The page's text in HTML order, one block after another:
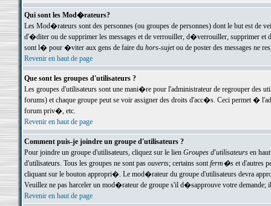
Qui sont les Mod�rateurs?
Les Mod�rateurs sont des personnes (ou groupes de personnes) dont le but est de
d'�diter ou de supprimer les messages et de verrouiller, d�verrouiller, supprimer
sont l� pour �viter aux gens de faire du hors-sujetou de poster des messages ne
Revenir en haut de page
Que sont les groupes d'utilisateurs ?
Les groupes d'utilisateurs sont une mani�re pour l'administrateur de regrouper des
forums) et chaque groupe peut se voir assigner des droits d'acc�s. Ceci permet
forum priv�, etc.
Revenir en haut de page
Comment puis-je joindre un groupe d'utilisateurs ?
Pour joindre un groupe d'utilisateurs, cliquez sur le lien Groupes d'utilisateursen haut
d'utilisateurs. Tous les groupes ne sont pas ouverts; certains sontferm�set d'autres
cliquant sur le bouton appropri�. Le mod�rateur du groupe d'utilisateurs devra
Veuillez ne pas harceler un mod�rateur de groupe s'il d�sapprouve votre demande;
Revenir en haut de page